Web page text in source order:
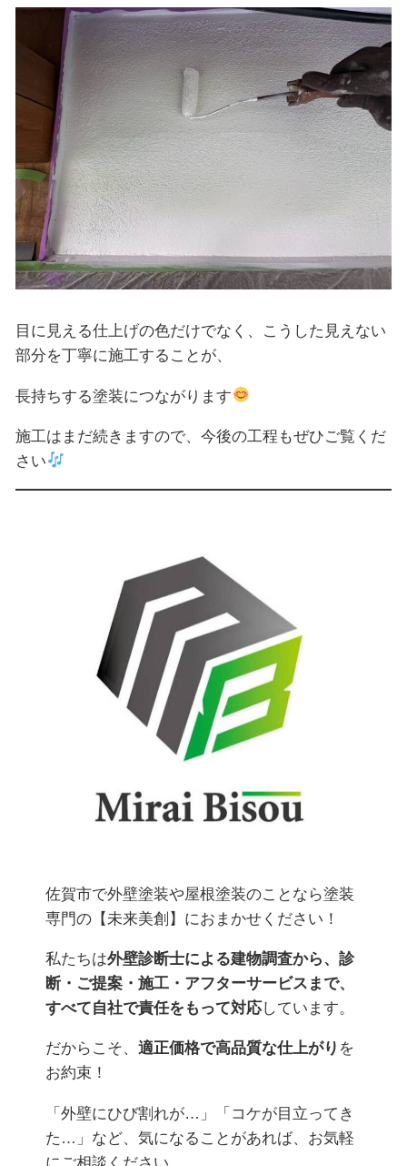
目に見える仕上げの色だけでなく、こうした見えない
部分を丁寧に施工することが、
長持ちする塗装につながります
施工はまだ続きますので、今後の工程もぜひご覧くだ
さい
佐賀市で外壁塗装や屋根塗装のことなら塗装
専門の【未来美創】におまかせください！
私たちは外壁診断士による建物調査から、診
断・ご提案・施工・アフターサービスまで、
すべて自社で責任をもって対応しています。
だからこそ、適正価格で高品質な仕上がり を
お約束！
「外壁にひび割れが…」「コケが目立ってき
た…」など、気になることがあれば、お気軽
にご相談ください。